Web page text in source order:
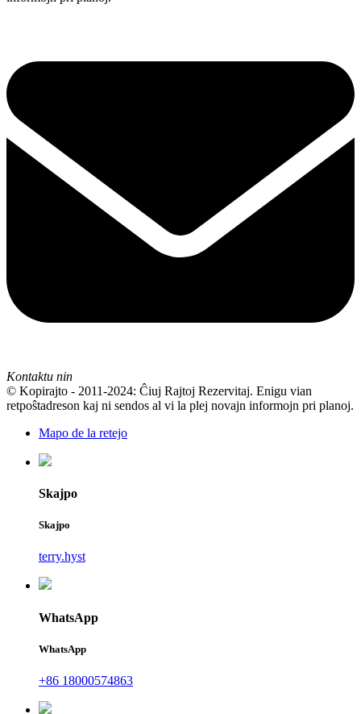
Kontaktu nin
© Kopirajto - 2011-2024: Ĉiuj Rajtoj Rezervitaj. Enigu vian
retpoŝtadreson kaj ni sendos al vi la plej novajn informojn pri planoj.
Mapo de la retejo
Skajpo
Skajpo
terry.hyst
WhatsApp
WhatsApp
+86 18000574863